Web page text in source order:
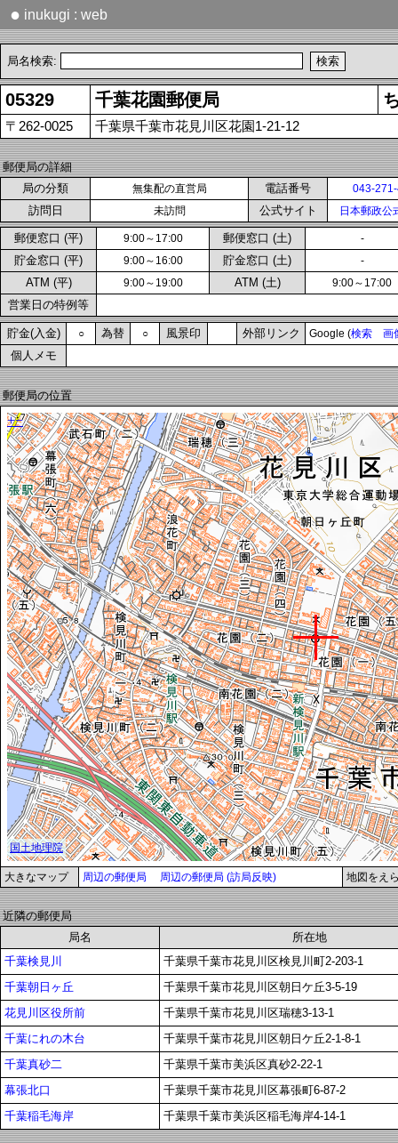
● inukugi : web
局名検索:
05329 千葉花園郵便局
〒262-0025 千葉県千葉市花見川区花園1-21-12
郵便局の詳細
局の分類
無集配の直営局 電話番号 043-
訪問日 未訪問 公式サイト 日本郵政公
郵便窓口 (平) 9:00～17:00 郵便窓口 (土) -
貯金窓口 (平) 9:00～16:00 貯金窓口 (土) -
ATM (平) 9:00～19:00 ATM (土) 9:00～17:00
営業日の特例等
貯金(入金) ○ 為替 ○ 風景印 外部リンク Google (検索 画
個人メモ
郵便局の位置
大きなマップ 周辺の郵便局 周辺の郵便局 (訪局反映) 地図をえ
近隣の郵便局
局名
所在地
千葉検見川
千葉県千葉市花見川区検見川町2-203-1
千葉朝日ヶ丘
千葉県千葉市花見川区朝日ケ丘3-5-19
花見川区役所前
千葉県千葉市花見川区瑞穂3-13-1
千葉にれの木台
千葉県千葉市花見川区朝日ケ丘2-1-8-1
千葉真砂二
千葉県千葉市美浜区真砂2-22-1
幕張北口
千葉県千葉市花見川区幕張町6-87-2
千葉稲毛海岸
千葉県千葉市美浜区稲毛海岸4-14-1